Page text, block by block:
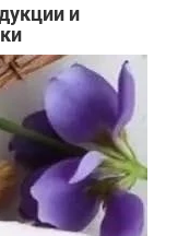
и